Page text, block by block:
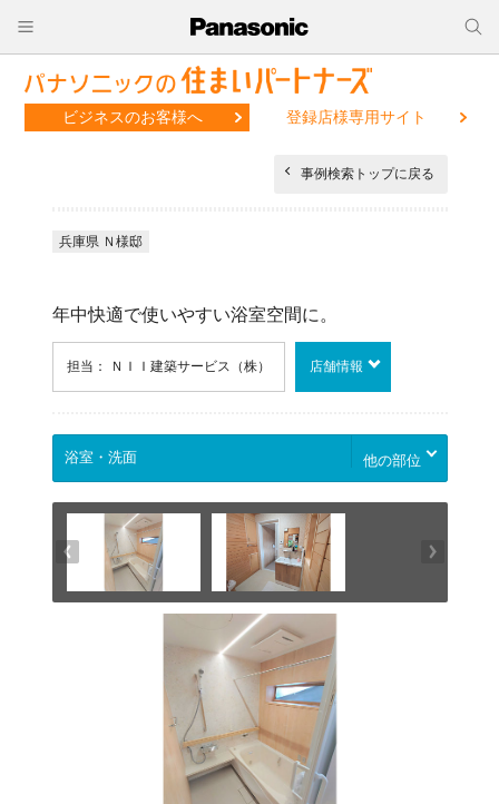
ビジネスのお客様へ 登録店様専用サイト
事例検索トップに戻る
兵庫県 Ｎ様邸
年中快適で使いやすい浴室空間に。
担当： ＮＩＩ建築サービス（株） 店舗情報
他の部位